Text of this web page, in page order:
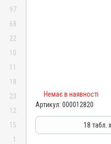
97
68
22
10
11
18
23
12
15
1
AB-05772-01-15
Акушерсько-гінекологічні
Немає в наявності
Артикул: 000012820
18 табл.